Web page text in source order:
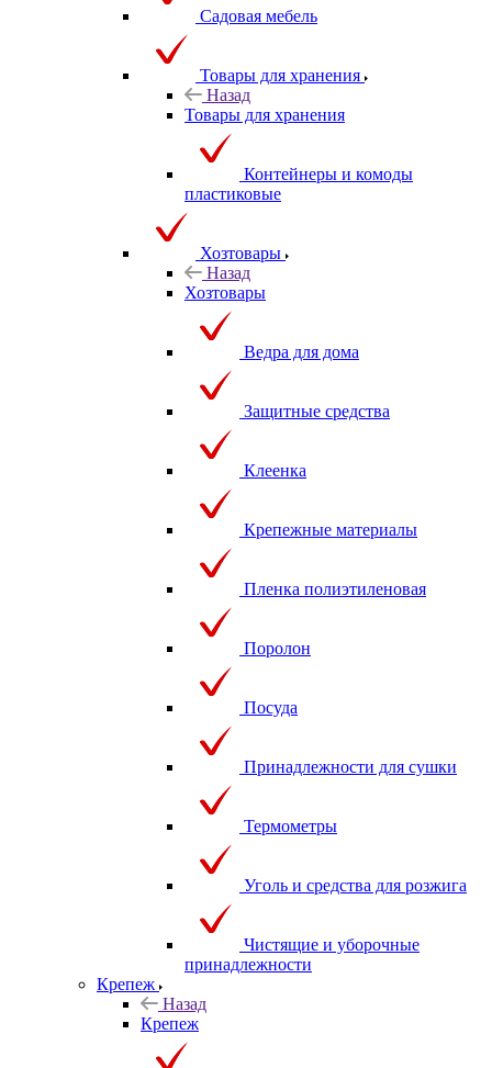
Садовая мебель
Товары для хранения
Назад
Товары для хранения
Контейнеры и комоды
пластиковые
Хозтовары
Назад
Хозтовары
Ведра для дома
Защитные средства
Клеенка
Крепежные материалы
Пленка полиэтиленовая
Поролон
Посуда
Принадлежности для сушки
Термометры
Уголь и средства для розжига
Чистящие и уборочные
принадлежности
Крепеж
Назад
Крепеж